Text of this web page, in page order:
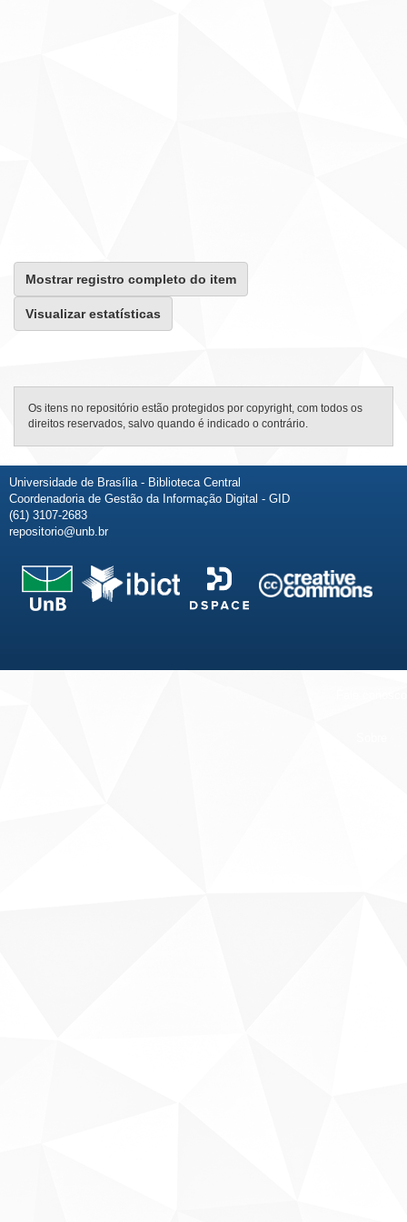
Mostrar registro completo do item
Visualizar estatísticas
Os itens no repositório estão protegidos por copyright, com todos os
direitos reservados, salvo quando é indicado o contrário.
Universidade de Brasília - Biblioteca Central
Coordenadoria de Gestão da Informação Digital - GID
(61) 3107-2683
repositorio@unb.br